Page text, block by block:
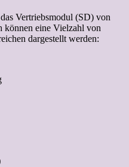
Vertriebsmodul (SD) von
können eine Vielzahl von
dargestellt werden: